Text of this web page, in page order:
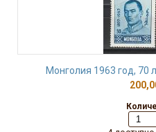
Монголия 1963 год, 70